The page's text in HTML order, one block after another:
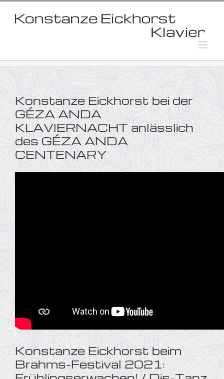
Konstanze Eickhorst bei der
GÉZA ANDA
KLAVIERNACHT anlässlich
des GÉZA ANDA
CENTENARY
Konstanze Eickhorst beim
Brahms-Festival 2021: